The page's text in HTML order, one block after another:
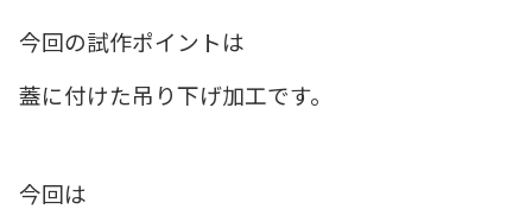
今回の試作ポイントは
蓋に付けた吊り下げ加工です。
今回は